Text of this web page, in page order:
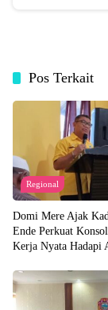
Pos Terkait
Regional
Domi Mere Ajak
Ende Perkuat
Kerja Nyata Hadapi